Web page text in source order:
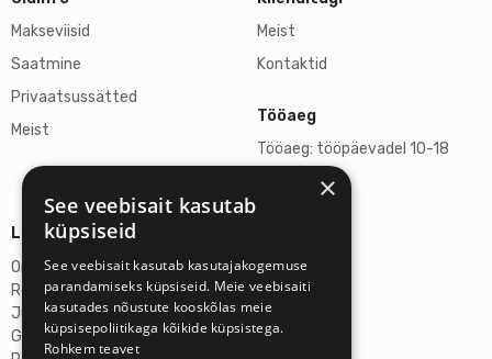
Makseviisid
Saatmine
Privaatsussätted
Meist
Meist
Kontaktid
Tööaeg
Tööaeg: tööpäevadel 10-18
L, P suletud
Lisainfo
Omicron SIA
Reg-nr: 40103272028
Juriidiline aadress:
Ganibu Dambis 2A, Riia, Läti, LV-1045
×
See veebisait kasutab
küpsiseid
See veebisait kasutab kasutajakogemuse
parandamiseks küpsiseid. Meie veebisaiti
kasutades nõustute kooskõlas meie
küpsisepoliitikaga kõikide küpsistega.
Rohkem teavet